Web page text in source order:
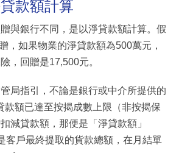
款額計算
與銀行不同，是以淨貸款額計算。假
，如果物業的淨貸款額為500萬元，
，回贈是17,500元。
局指引，不論是銀行或中介所提供的
款額已達至按揭成數上限（非按揭保
減貸款額，那便是「淨貸款額」
客戶最終提取的貨款總額，在月結單